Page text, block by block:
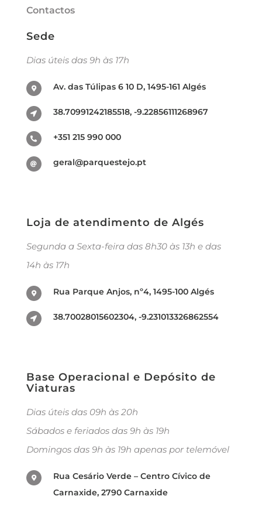
Contactos
Sede
Dias úteis das 9h às 17h
Av. das Túlipas 6 10 D, 1495-161 Algés
38.70991242185518, -9.22856111268967
+351 215 990 000
geral@parquestejo.pt
Loja de atendimento de Algés
Segunda a Sexta-feira das 8h30 às 13h e das
14h às 17h
Rua Parque Anjos, nº4, 1495-100 Algés
38.70028015602304, -9.231013326862554
Base Operacional e Depósito de
Viaturas
Dias úteis das 09h às 20h
Sábados e feriados das 9h às 19h
Domingos das 9h às 19h apenas por telemóvel
Rua Cesário Verde – Centro Cívico de
Carnaxide, 2790 Carnaxide